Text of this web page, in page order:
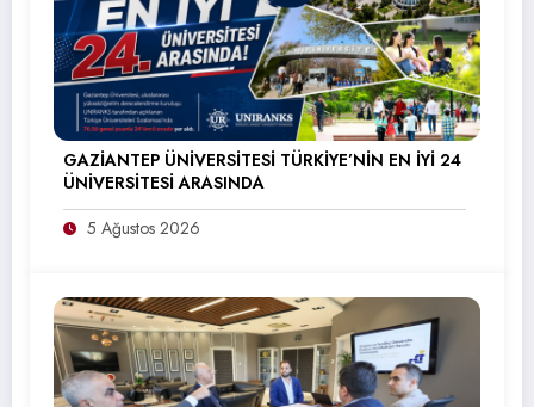
GAZİANTEP ÜNİVERSİTESİ TÜRKİYE’NİN EN İYİ 24
ÜNİVERSİTESİ ARASINDA
5 Ağustos 2026